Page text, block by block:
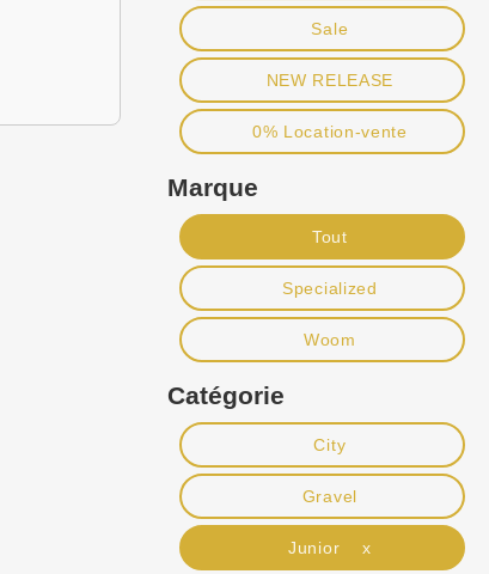
Sale
NEW RELEASE
0% Location-vente
Marque
Tout
Specialized
Woom
Catégorie
City
Gravel
Junior x